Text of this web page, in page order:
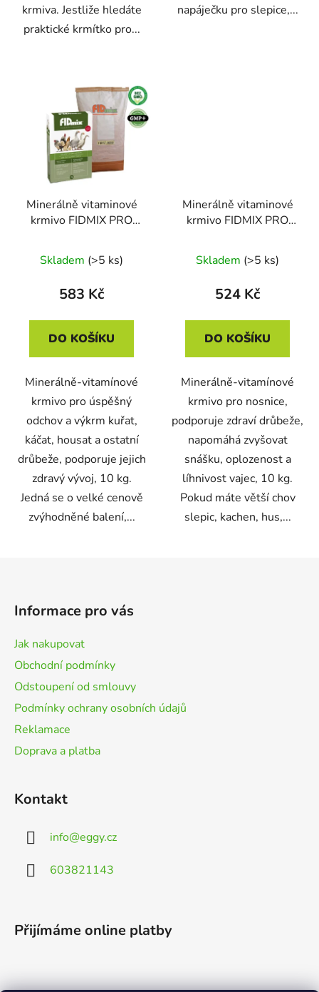
krmiva. Jestliže hledáte
praktické krmítko pro...
napáječku pro slepice,...
Minerálně vitaminové
krmivo FIDMIX PRO
DRŮBEŽE 10kg
Skladem (>5 ks)
583 Kč
DO KOŠÍKU
Minerálně-vitamínové
krmivo pro úspěšný
odchov a výkrm kuřat,
káčat, housat a ostatní
drůbeže, podporuje jejich
zdravý vývoj, 10 kg.
Jedná se o velké cenově
zvýhodněné balení,...
Minerálně vitaminové
krmivo FIDMIX PRO
Skladem (>5 ks)
524 Kč
DO KOŠÍKU
Minerálně-vitamínové
krmivo pro nosnice,
podporuje zdraví drůbeže,
napomáhá zvyšovat
snášku, oplozenost a
líhnivost vajec, 10 kg.
Pokud máte větší chov
slepic, kachen, hus,...
Informace pro vás
Jak nakupovat
Obchodní podmínky
Odstoupení od smlouvy
Podmínky ochrany osobních údajů
Reklamace
Doprava a platba
Kontakt
info@eggy.cz
603821143
Přijímáme online platby